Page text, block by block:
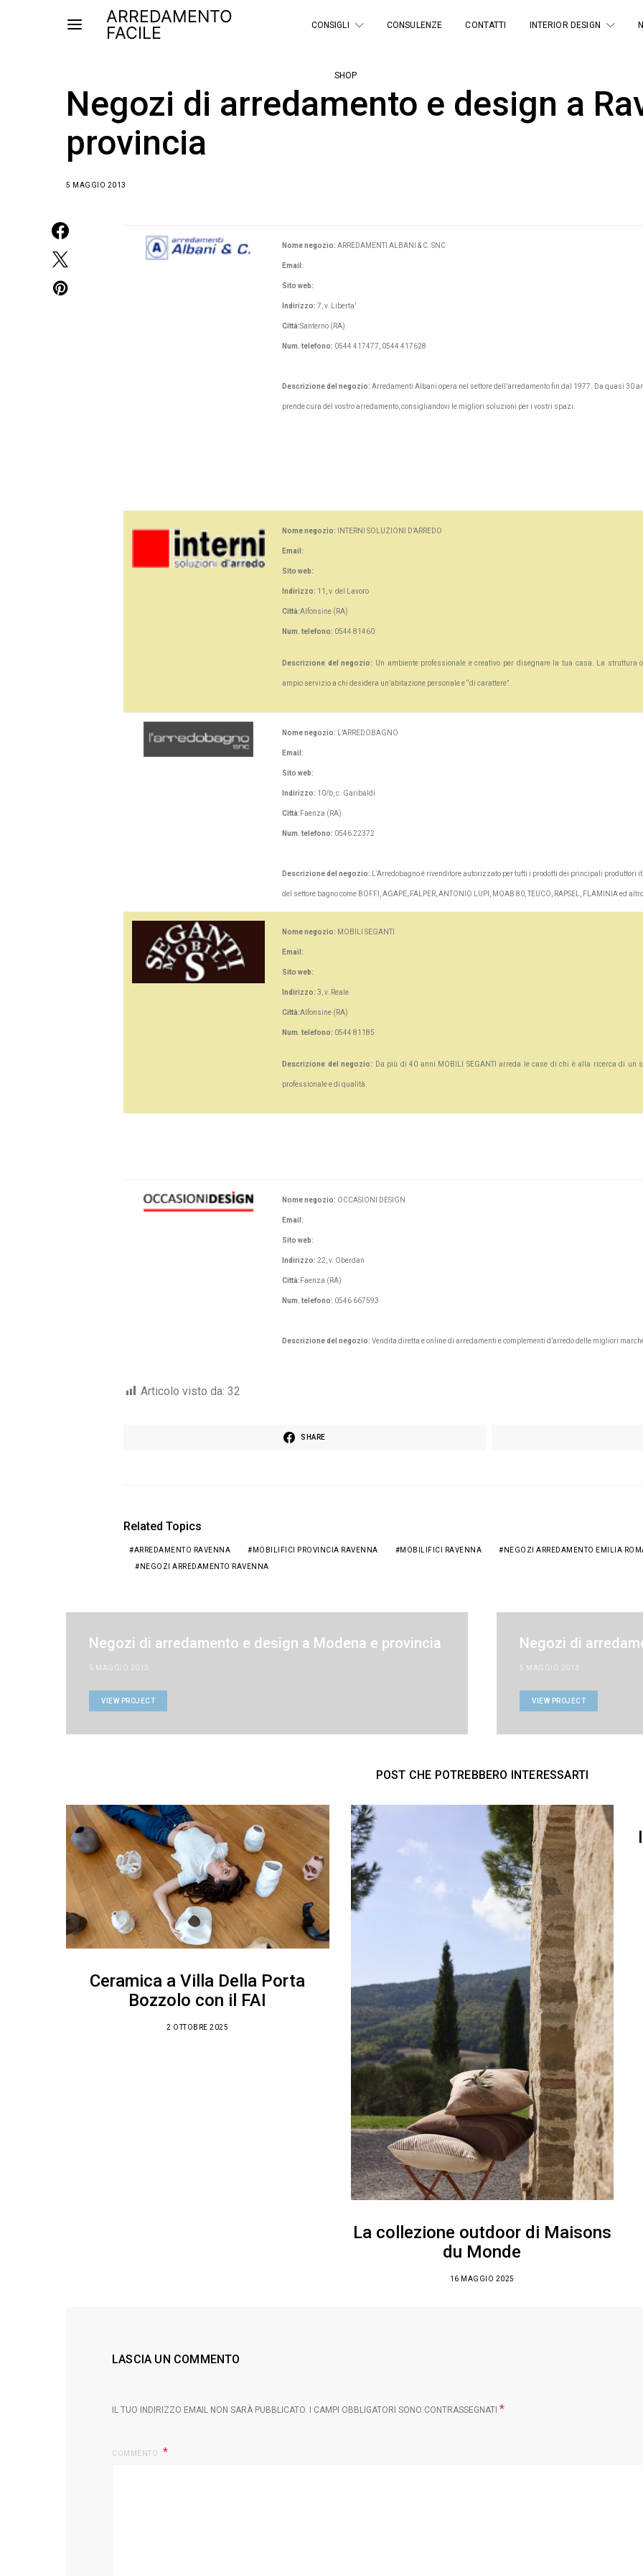
ARREDAMENTO
FACILE
CONSIGLI CONSULENZE CONTATTI INTERIOR DESIGN
SHOP
Negozi di arredamento e design a
provincia
5 MAGGIO 2013
Nome negozio: ARREDAMENTI ALBANI & C. SNC
Email:
Sito web:
Indirizzo: 7, v. Liberta’
Città:Santerno (RA)
Num. telefono: 0544 417477, 0544 417628
Descrizione del negozio: Arredamenti Albani opera nel settore dell’arredamento fin dal 1977. Da quasi 30
prende cura del vostro arredamento, consigliandovi le migliori soluzioni per i vostri spazi.
Nome negozio: INTERNI SOLUZIONI D’ARREDO
Email:
Sito web:
Indirizzo: 11, v. del Lavoro
Città:Alfonsine (RA)
Num. telefono: 0544 81460
Descrizione del negozio: Un ambiente professionale e creativo per disegnare la tua casa. La struttura
ampio servizio a chi desidera un’abitazione personale e “di carattere”.
Nome negozio: L’ARREDOBAGNO
Email:
Sito web:
Indirizzo: 10/b, c. Garibaldi
Città: Faenza (RA)
Num. telefono: 0546 22372
Descrizione del negozio: L’Arredobagno è rivenditore autorizzato per tutti i prodotti dei principali produttori
del settore bagno come BOFFI, AGAPE, FALPER, ANTONIO LUPI, MOAB 80, TEUCO, RAPSEL, FLAMINIA ed
Nome negozio: MOBILI SEGANTI
Email:
Sito web:
Indirizzo: 3, v. Reale
Città:Alfonsine (RA)
Num. telefono: 0544 81185
Descrizione del negozio: Da più di 40 anni MOBILI SEGANTI arreda le case di chi è alla ricerca di un
professionale e di qualità.
Nome negozio: OCCASIONI DESIGN
Email:
Sito web:
Indirizzo: 22, v. Oberdan
Città: Faenza (RA)
Num. telefono: 0546 667593
Descrizione del negozio: Vendita diretta e online di arredamenti e complementi d’arredo delle migliori
Articolo visto da: 32
SHARE
Related Topics
ARREDAMENTO RAVENNA MOBILIFICI PROVINCIA RAVENNA MOBILIFICI RAVENNA NEGOZI ARREDAMENTO EMILIA
NEGOZI ARREDAMENTO RAVENNA
Negozi di arredamento e design a Modena e provincia
5 MAGGIO 2013
VIEW PROJECT
Negozi di
5 MAGGIO 2013
VIEW PROJECT
POST CHE POTREBBERO INTERESSARTI
Ceramica a Villa Della Porta
Bozzolo con il FAI
2 OTTOBRE 2025
La collezione outdoor di Maisons
du Monde
16 MAGGIO 2025
LASCIA UN COMMENTO
IL TUO INDIRIZZO EMAIL NON SARÀ PUBBLICATO. I CAMPI OBBLIGATORI SONO CONTRASSEGNATI *
COMMENTO